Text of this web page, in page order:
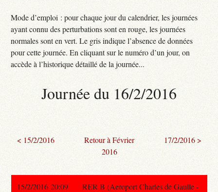
Mode d’emploi : pour chaque jour du calendrier, les journées
ayant connu des perturbations sont en rouge, les journées
normales sont en vert. Le gris indique l’absence de données
pour cette journée. En cliquant sur le numéro d’un jour, on
accède à l’historique détaillé de la journée...
Journée du 16/2/2016
< 15/2/2016
Retour à Février
2016
17/2/2016 >
15/2/2016 20:09
RER B (Aeroport Charles de Gaulle -